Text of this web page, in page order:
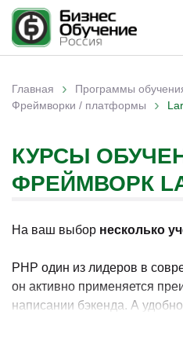
Вы здесь
Главная › Программы
Фреймворки / платформы ›
КУРСЫ
ФРЕЙМВОРК
На ваш выбор несколько
PHP один из лидеров в
он активно применяется
написании бэкенда. А
платформой для работы на